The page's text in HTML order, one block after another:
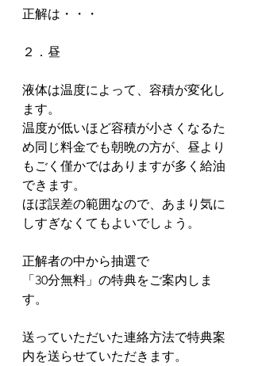
正解は・・・
２．昼
液体は温度によって、容積が変化し
ます。
温度が低いほど容積が小さくなるた
め同じ料金でも朝晩の方が、昼より
もごく僅かではありますが多く給油
できます。
ほぼ誤差の範囲なので、あまり気に
しすぎなくてもよいでしょう。
正解者の中から抽選で
「30分無料」の特典をご案内しま
す。
送っていただいた連絡方法で特典案
内を送らせていただきます。